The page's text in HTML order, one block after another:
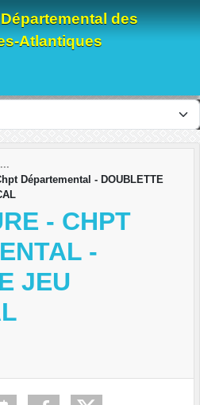
des
Atlantiques
Départemental - DOUBLETTE
- CHPT
-
JEU